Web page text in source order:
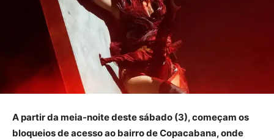
A partir da meia-noite deste sábado (3), começam os
bloqueios de acesso ao bairro de Copacabana, onde